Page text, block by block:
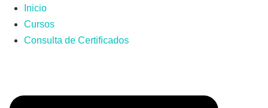
Inicio
Cursos
Consulta de Certificados